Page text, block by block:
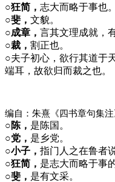
○狂简， 志大而略于事也。
○斐， 文貌。
○成章， 言其文理成就，
○裁， 割正也。
○夫子初心，欲行其道于
端耳，故欲归而裁之也。
编自：朱熹《四书章句集注
○陈， 是陈国。
○党， 是乡党。
○小子， 指门人之在鲁者说
○狂简， 是志大而略于事
○斐， 是有文采。